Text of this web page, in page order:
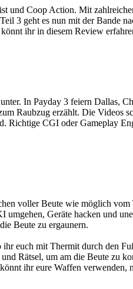
und Coop Action. Mit
3 geht es nun mit der Bande
ihr in diesem Review
In Payday 3 feiern Dallas,
Raubzug erzählt. Die Videos
CGI oder Gameplay
voller Beute wie möglich
Geräte hacken und
Beute zu ergaunern.
euch mit Thermit durch den
Rätsel, um am die Beute zu
ihr eure Waffen verwenden,